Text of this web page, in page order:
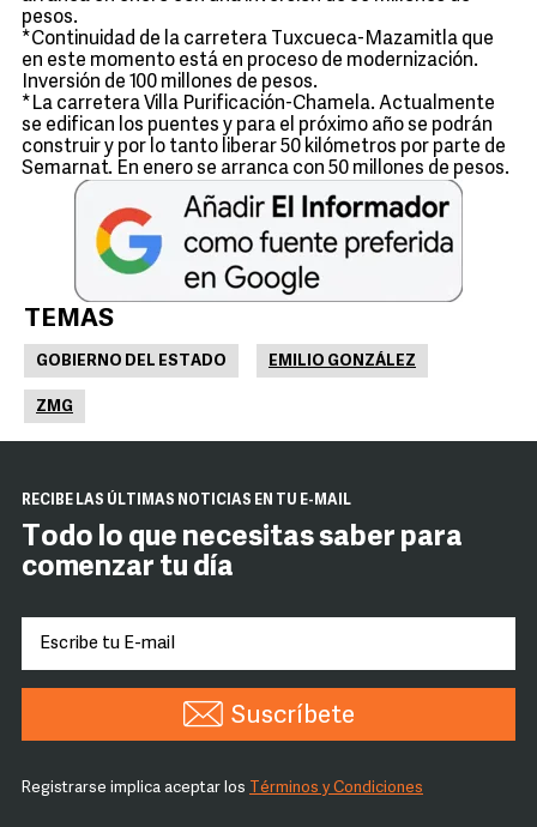
pesos.
*Continuidad de la carretera Tuxcueca-Mazamitla que
en este momento está en proceso de modernización.
Inversión de 100 millones de pesos.
*La carretera Villa Purificación-Chamela. Actualmente
se edifican los puentes y para el próximo año se podrán
construir y por lo tanto liberar 50 kilómetros por parte de
Semarnat. En enero se arranca con 50 millones de pesos.
TEMAS
GOBIERNO DEL ESTADO EMILIO GONZÁLEZ
ZMG
RECIBE LAS ÚLTIMAS NOTICIAS EN TU E-MAIL
Todo lo que necesitas saber para
comenzar tu día
Suscríbete
Registrarse implica aceptar los Términos y Condiciones